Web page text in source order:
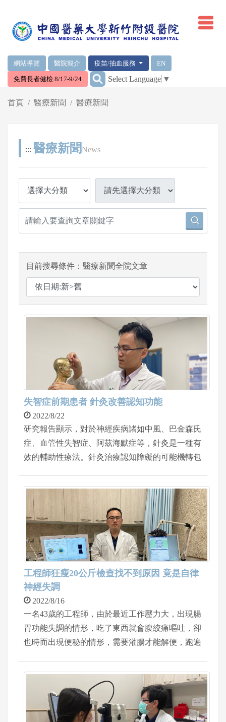
網站導覽 醫院簡介 疫苗/抽血服務 EN
免費長者健檢 8/17-9/24 ::: Select Language ▼
首頁 醫療新聞 醫療新聞
::: 醫療新聞 News
目前搜尋條件：醫療新聞全院文章
失智症前期患者 針灸改善認知功能
2022/8/22
研究報告顯示，對於神經疾病諸如中風、巴金森氏
症、血管性失智症、阿茲海默症等，針灸是一種有
效的輔助性療法。針灸治療認知障礙的可能機轉包
降低細胞凋亡的基因表現、 增加神經突觸可塑
性、 增加海馬與齒狀回的神經前驅細胞的生長。
工程師狂瘦20公斤檢查找不到原因 竟是自律
神經失調
2022/8/16
一名43歲的工程師，由於最近工作壓力大，出現腸
胃功能失調的情形，吃了東西就會腹絞痛嘔吐，卻
也時而出現便秘的情形，需要灌腸才能解便，跑遍
鏡、胃鏡、全身核磁共振，抽血過敏免疫檢查等，
也檢查不出問題，從83公斤瘦到只剩63公斤。到中
國醫藥大學新竹附設醫院身心科周伯翰醫師門診就
醫，透過紅外光光譜儀檢測大腦功能，發現患者的